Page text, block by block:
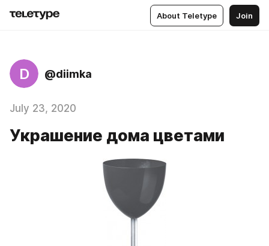
About Teletype Join
D @diimka
July 23, 2020
Украшение дома цветами